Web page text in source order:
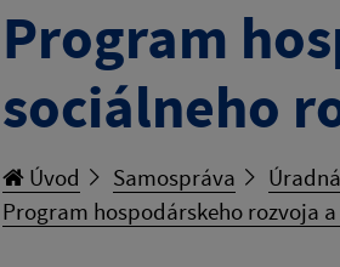
Program
sociálneho
Úvod Samospráva
Program hospodárskeho rozvoja